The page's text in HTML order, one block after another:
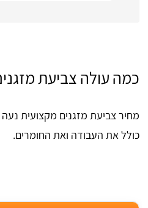
כמה עולה צביעת
כולל את העבודה ואת החומרים.